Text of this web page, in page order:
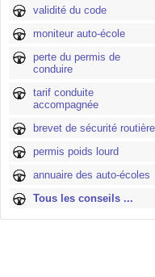
validité du code
moniteur auto-école
perte du permis de
conduire
tarif conduite
accompagnée
brevet de sécurité routière
permis poids lourd
annuaire des auto-écoles
Tous les conseils ...